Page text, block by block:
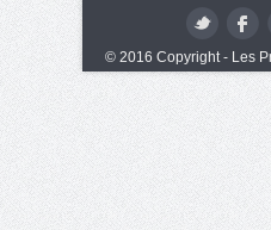
© 2016 Copyright - Les